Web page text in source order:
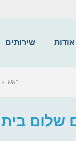
אודות שירותים
ראשי »
שלום בית